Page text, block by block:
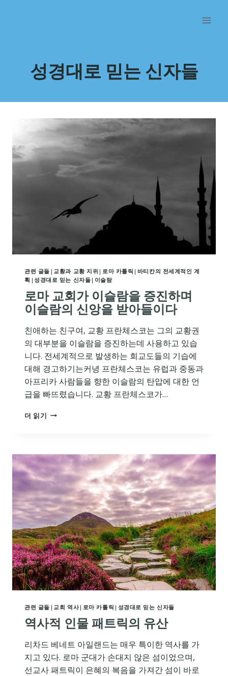
성경대로 믿는 신자들
관련 글들 | 교황과 교황 지위 | 로마 카톨릭 | 바티칸의 전세계적인 계
획 |성경대로 믿는 신자들 | 이슬람
로마 교회가 이슬람을 증진하며
이슬람의 신앙을 받아들이다
친애하는 친구여, 교황 프란체스코는 그의 교황권
의 대부분을 이슬람을 증진하는데 사용하고 있습
니다. 전세계적으로 발생하는 회교도들의 기습에
대해 경고하기는커녕 프란체스코는 유럽과 중동과
아프리카 사람들을 향한 이슬람의 탄압에 대한 언
급을 빠뜨렸습니다. 교황 프란체스코가…
더 읽기 로
가
이
슬
을
증
진
하
며
이
슬
람
의
신
을
받
아
이
다
관련 글들 | 교회 역사| 로마 카톨릭 | 성경대로 믿는 신자들
역사적 인물 패트릭의 유산
리차드 베네트 아일랜드는 매우 특이한 역사를 가
지고 있다. 로마 군대가 손대지 않은 섬이었으며,
선교사 패트릭이 은혜의 복음을 가져간 섬이 바로